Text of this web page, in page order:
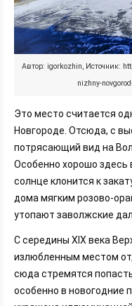
Автор: igorkozhin, Источник:
nizhny-
Это место считается
Новгороде. Отсюда, с
потрясающий вид на
Особенно хорошо здесь
солнце клонится к
дома мягким розово-
утопают заволжские
С середины XIX века
излюбленным местом
сюда стремятся
особенно в новогодние